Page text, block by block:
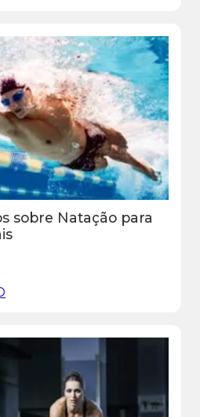
sobre Natação para